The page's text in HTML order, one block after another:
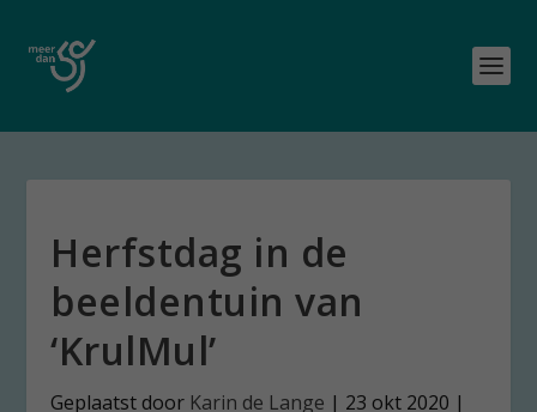
Herfstdag in de
beeldentuin van
‘KrulMul’
Geplaatst door Karin de Lange | 23 okt 2020 |